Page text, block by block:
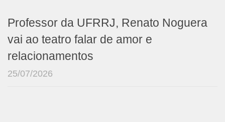
Professor da UFRRJ, Renato Noguera
vai ao teatro falar de amor e
relacionamentos
25/07/2026